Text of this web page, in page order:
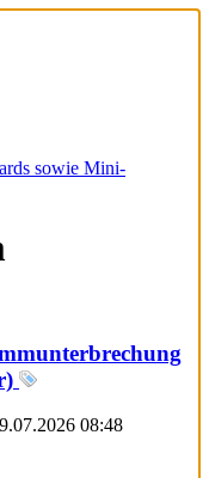
sowie Mini-
08:48